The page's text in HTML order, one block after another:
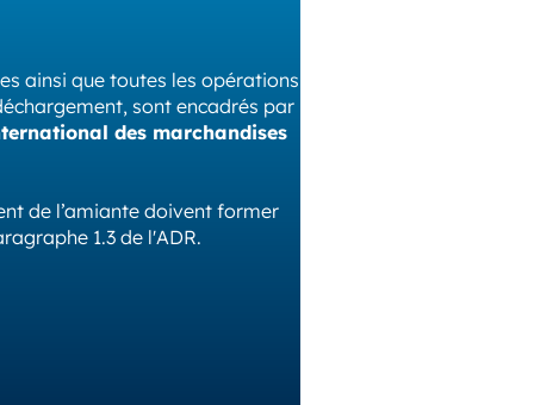
ainsi que toutes les opérations
sont encadrés par
des marchandises
de l’amiante doivent former
1.3 de l'ADR.